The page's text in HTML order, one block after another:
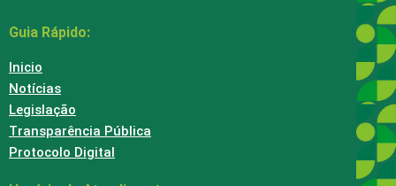
Guia Rápido:
Inicio
Notícias
Legislação
Transparência Pública
Protocolo Digital